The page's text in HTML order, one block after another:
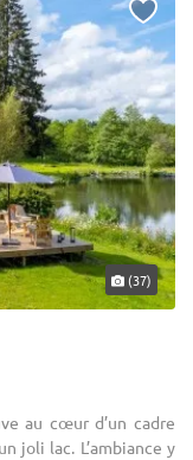
(37)
au cœur d’un cadre
joli lac. L’ambiance y